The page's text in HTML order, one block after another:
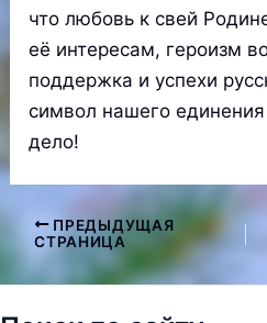
что любовь к свей
её интересам, героизм
поддержка и успехи
символ нашего
дело!
Навигация
записям
ПРЕДЫДУЩАЯ
СТРАНИЦА